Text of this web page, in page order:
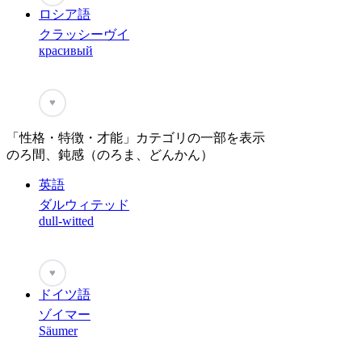
ロシア語
クラッシーヴイ
красивый
♥
「性格・特徴・才能」カテゴリの一部を表示
のろ間、鈍感（のろま、どんかん）
英語
ダルウィテッド
dull-witted
♥
ドイツ語
ゾイマー
Säumer